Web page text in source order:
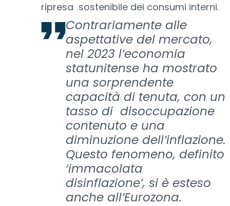
ripresa sostenibile dei consumi interni.
Contrariamente alle
aspettative del mercato,
nel 2023 l’economia
statunitense ha mostrato
una sorprendente
capacità di tenuta, con un
tasso di disoccupazione
contenuto e una
diminuzione dell’inflazione.
Questo fenomeno, definito
‘immacolata
disinflazione’, si è esteso
anche all’Eurozona.